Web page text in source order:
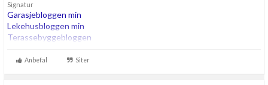
Signatur
Garasjebloggen min
Lekehusbloggen min
Terassebyggebloggen
260m2 bta trehus etter TEK07, Thermia Optimum G2 8kw i serie
Anbefal Siter